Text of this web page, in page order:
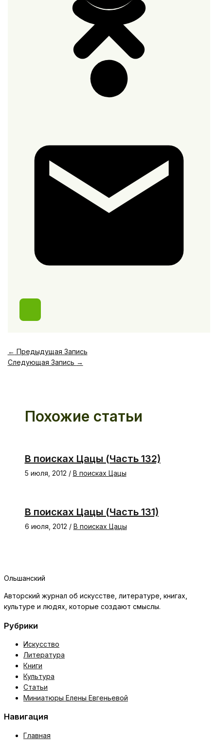
← Предыдущая Запись
Следующая Запись →
Похожие статьи
В поисках Цацы (Часть 132)
5 июля, 2012 / В поисках Цацы
В поисках Цацы (Часть 131)
6 июля, 2012 / В поисках Цацы
Ольшанский
Авторский журнал об искусстве, литературе, книгах,
культуре и людях, которые создают смыслы.
Рубрики
Искусство
Литература
Книги
Культура
Статьи
Миниатюры Елены Евгеньевой
Навигация
Главная